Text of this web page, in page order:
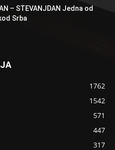
– STEVANJDAN Jedna od
Srba
1762
1542
571
447
317